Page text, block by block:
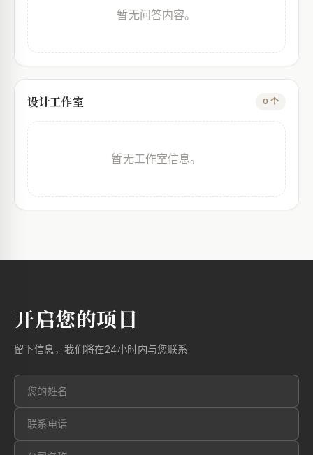
暂无问答内容。
设计工作室 0 个
暂无工作室信息。
开启您的项目
留下信息，我们将在24小时内与您联系